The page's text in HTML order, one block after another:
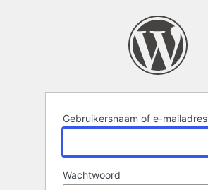
Gebruikersnaam of e-mailadres
Wachtwoord